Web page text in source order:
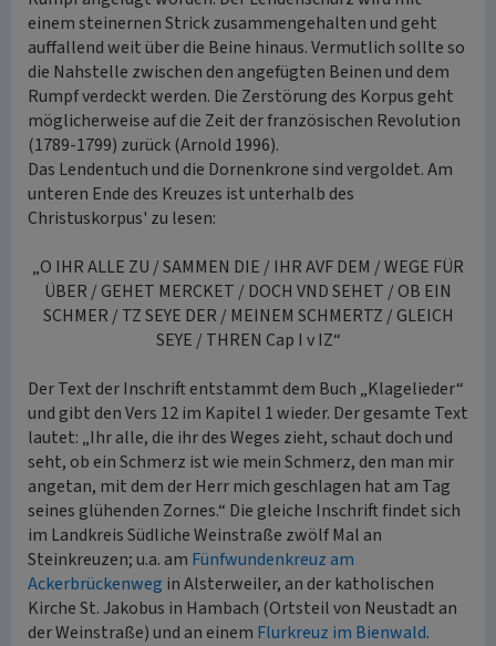
einem steinernen Strick zusammengehalten und geht
auffallend weit über die Beine hinaus. Vermutlich sollte so
die Nahstelle zwischen den angefügten Beinen und dem
Rumpf verdeckt werden. Die Zerstörung des Korpus geht
möglicherweise auf die Zeit der französischen Revolution
(1789-1799) zurück (Arnold 1996).
Das Lendentuch und die Dornenkrone sind vergoldet. Am
unteren Ende des Kreuzes ist unterhalb des
Christuskorpus' zu lesen:
„O IHR ALLE ZU / SAMMEN DIE / IHR AVF DEM / WEGE FÜR
ÜBER / GEHET MERCKET / DOCH VND SEHET / OB EIN
SCHMER / TZ SEYE DER / MEINEM SCHMERTZ / GLEICH
SEYE / THREN Cap I v IZ“
Der Text der Inschrift entstammt dem Buch „Klagelieder“
und gibt den Vers 12 im Kapitel 1 wieder. Der gesamte Text
lautet: „Ihr alle, die ihr des Weges zieht, schaut doch und
seht, ob ein Schmerz ist wie mein Schmerz, den man mir
angetan, mit dem der Herr mich geschlagen hat am Tag
seines glühenden Zornes.“ Die gleiche Inschrift findet sich
im Landkreis Südliche Weinstraße zwölf Mal an
Steinkreuzen; u.a. am Fünfwundenkreuz am
Ackerbrückenweg in Alsterweiler, an der katholischen
Kirche St. Jakobus in Hambach (Ortsteil von Neustadt an
der Weinstraße) und an einem Flurkreuz im Bienwald.